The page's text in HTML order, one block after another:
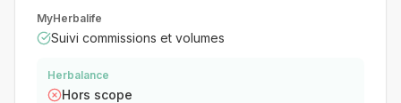
MyHerbalife
Suivi commissions et volumes
Herbalance
Hors scope